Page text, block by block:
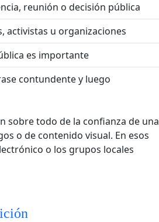
reunión o decisión pública
activistas u organizaciones
es importante
contundente y luego
sobre todo de la confianza de una
o de contenido visual. En esos
o los grupos locales